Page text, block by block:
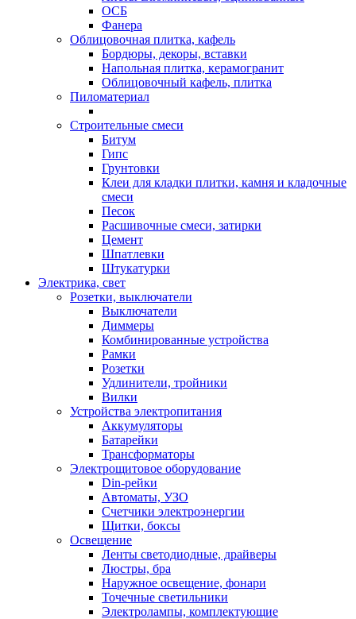
ОСБ
Фанера
Облицовочная плитка, кафель
Бордюры, декоры, вставки
Напольная плитка, керамогранит
Облицовочный кафель, плитка
Пиломатериал
Строительные смеси
Битум
Гипс
Грунтовки
Клеи для кладки плитки, камня и кладочные
смеси
Песок
Расшивочные смеси, затирки
Цемент
Шпатлевки
Штукатурки
Электрика, свет
Розетки, выключатели
Выключатели
Диммеры
Комбинированные устройства
Рамки
Розетки
Удлинители, тройники
Вилки
Устройства электропитания
Аккумуляторы
Батарейки
Трансформаторы
Электрощитовое оборудование
Din-рейки
Автоматы, УЗО
Счетчики электроэнергии
Щитки, боксы
Освещение
Ленты светодиодные, драйверы
Люстры, бра
Наружное освещение, фонари
Точечные светильники
Электролампы, комплектующие